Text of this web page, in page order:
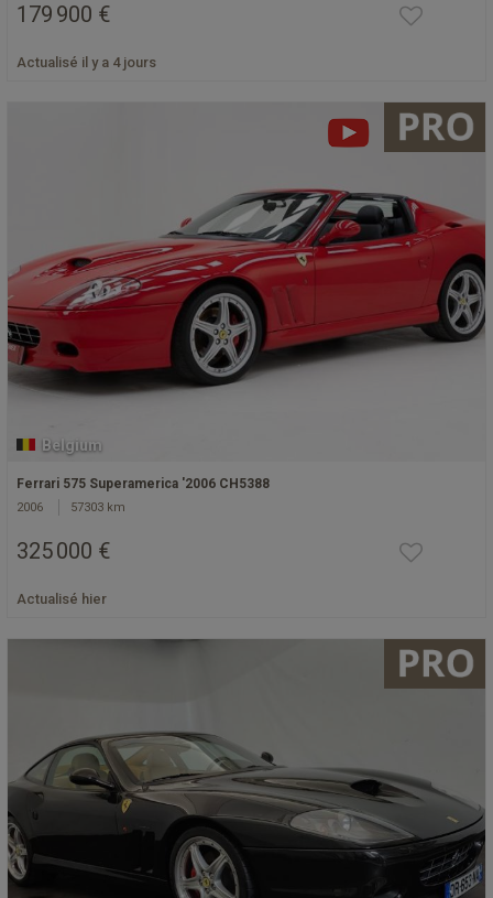
179 900 €
Actualisé il y a 4 jours
Belgium
Ferrari 575 Superamerica '2006 CH5388
2006 57303 km
325 000 €
Actualisé hier